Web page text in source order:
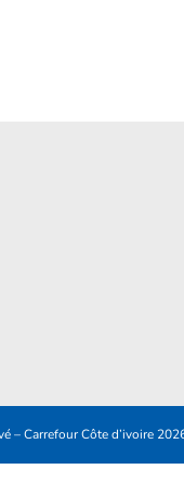
– Carrefour Côte d’ivoire